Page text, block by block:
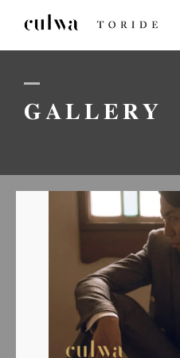
GALLERY
LINEでのお